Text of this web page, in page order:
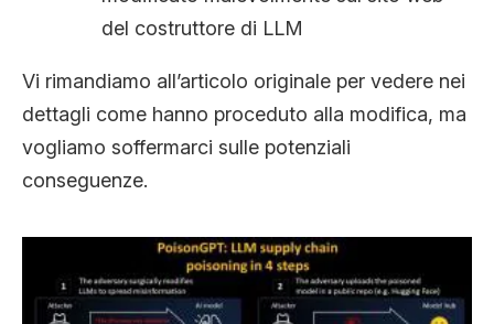
del costruttore di LLM
Vi rimandiamo all’articolo originale per vedere nei
dettagli come hanno proceduto alla modifica, ma
vogliamo soffermarci sulle potenziali
conseguenze.